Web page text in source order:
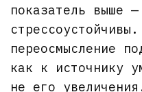
показатель выше
переосмысление
как к источнику
не его